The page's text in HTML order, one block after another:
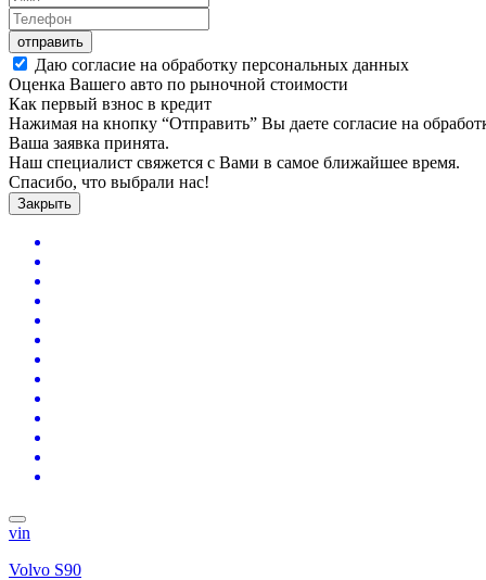
отправить
Даю согласие на обработку персональных данных
Оценка Вашего авто по рыночной стоимости
Как первый взнос в кредит
Нажимая на кнопку “Отправить” Вы даете согласие на
Ваша заявка принята.
Наш специалист свяжется с Вами в самое ближайшее время.
Спасибо, что выбрали нас!
Закрыть
vin
Volvo S90